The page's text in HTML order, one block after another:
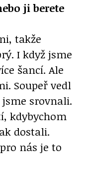
ji berete
takže
I když jsme
šancí. Ale
Soupeř vedl
srovnali.
kdybychom
dostali.
nás je to